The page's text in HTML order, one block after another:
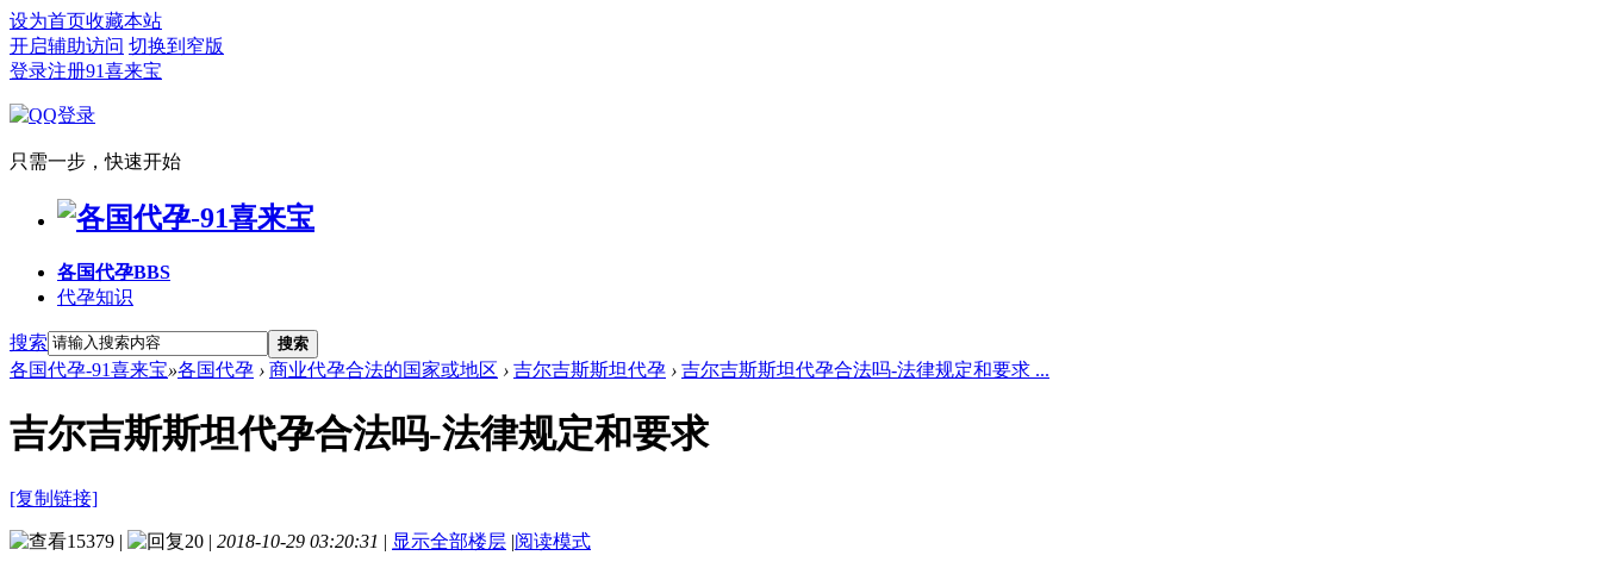
设为首页收藏本站
开启辅助访问 切换到窄版
登录注册91喜来宝
只需一步，快速开始
各国代孕BBS
代孕知识
搜索 搜索
各国代孕-91喜来宝»各国代孕 › 商业代孕合法的国家或地区 › 吉尔吉斯斯坦代孕 › 吉尔吉斯斯坦代孕合法吗-法律规定和要求 ...
吉尔吉斯斯坦代孕合法吗-法律规定和要求
[复制链接]
15379 | 20 | 2018-10-29 03:20:31 | 显示全部楼层 |阅读模式